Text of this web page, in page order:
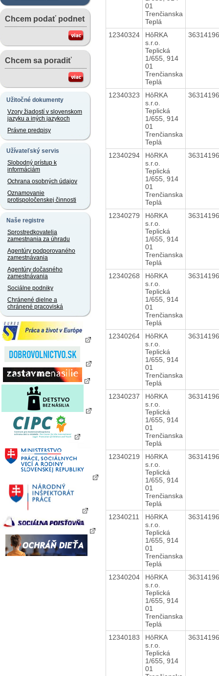
Chcem podať podnet
Chcem sa poradiť
Užitočné dokumenty
Vzory žiadostí v slovenskom
jazyku a iných jazykoch
Právne predpisy
Užívateľský servis
Slobodný prístup k
informáciám
Ochrana osobných údajov
Oznamovanie
protispoločenskej činnosti
Naše registre
Sprostredkovatelia
zamestnania za úhradu
Agentúry podporovaného
zamestnávania
Agentúry dočasného
zamestnávania
Sociálne podniky
Chránené dielne a
chránené pracoviská
01
Trenčianska
Teplá
12340324
HôRKA
s.r.o.
Teplická
1/655, 914
01
Trenčianska
Teplá
12340323
HôRKA
s.r.o.
Teplická
1/655, 914
01
Trenčianska
Teplá
12340294
HôRKA
s.r.o.
Teplická
1/655, 914
01
Trenčianska
Teplá
12340279
HôRKA
s.r.o.
Teplická
1/655, 914
01
Trenčianska
Teplá
12340268
HôRKA
s.r.o.
Teplická
1/655, 914
01
Trenčianska
Teplá
12340264
HôRKA
s.r.o.
Teplická
1/655, 914
01
Trenčianska
Teplá
12340237
HôRKA
s.r.o.
Teplická
1/655, 914
01
Trenčianska
Teplá
12340219
HôRKA
s.r.o.
Teplická
1/655, 914
01
Trenčianska
Teplá
12340211
HôRKA
s.r.o.
Teplická
1/655, 914
01
Trenčianska
Teplá
12340204
HôRKA
s.r.o.
Teplická
1/655, 914
01
Trenčianska
Teplá
12340183
HôRKA
s.r.o.
Teplická
1/655, 914
01